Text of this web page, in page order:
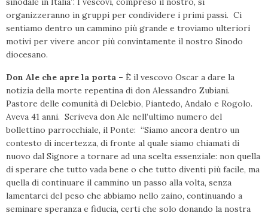
organizzeranno in gruppi per condividere i primi passi. Ci
sentiamo dentro un cammino più grande e troviamo ulteriori
motivi per vivere ancor più convintamente il nostro Sinodo
diocesano.
Don Ale che apre la porta – È il vescovo Oscar a dare la
notizia della morte repentina di don Alessandro Zubiani.
Pastore delle comunità di Delebio, Piantedo, Andalo e Rogolo.
Aveva 41 anni. Scriveva don Ale nell’ultimo numero del
bollettino parrocchiale, il Ponte: “Siamo ancora dentro un
contesto di incertezza, di fronte al quale siamo chiamati di
nuovo dal Signore a tornare ad una scelta essenziale: non quella
di sperare che tutto vada bene o che tutto diventi più facile, ma
quella di continuare il cammino un passo alla volta, senza
lamentarci del peso che abbiamo nello zaino, continuando a
seminare speranza e fiducia, certi che solo donando la nostra